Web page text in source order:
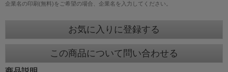
企業名の印刷(無料)をご希望の場合、企業名を入力してください。
お気に入りに登録する
この商品について問い合わせる